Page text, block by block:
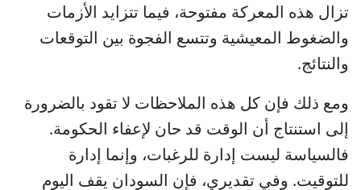
تزال هذه المعركة مفتوحة، فيما تتزايد الأزمات
والضغوط المعيشية وتتسع الفجوة بين التوقعات
والنتائج.
ومع ذلك فإن كل هذه الملاحظات لا تقود بالضرورة
إلى استنتاج أن الوقت قد حان لإعفاء الحكومة.
فالسياسة ليست إدارة للرغبات، وإنما إدارة
للتوقيت. وفي تقديري، فإن السودان يقف اليوم